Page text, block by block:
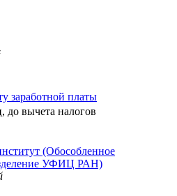
заработной платы
до вычета налогов
(Обособленное
УФИЦ РАН)